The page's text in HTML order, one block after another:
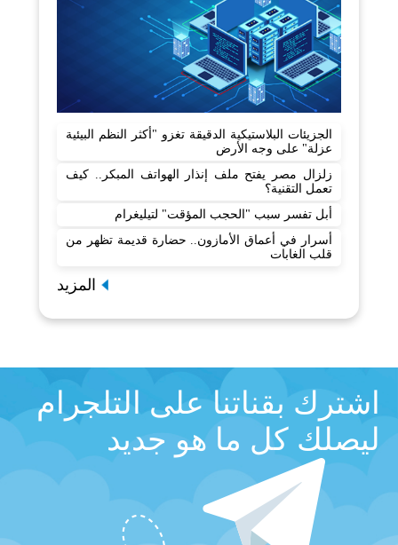
الجزيئات البلاستيكية الدقيقة تغزو "أكثر النظم البيئية
عزلة" على وجه الأرض
زلزال مصر يفتح ملف إنذار الهواتف المبكر.. كيف
تعمل التقنية؟
أبل تفسر سبب "الحجب المؤقت" لتيليغرام
أسرار في أعماق الأمازون.. حضارة قديمة تظهر من
قلب الغابات
المزيد
اشترك بقناتنا على التلجرام
ليصلك كل ما هو جديد